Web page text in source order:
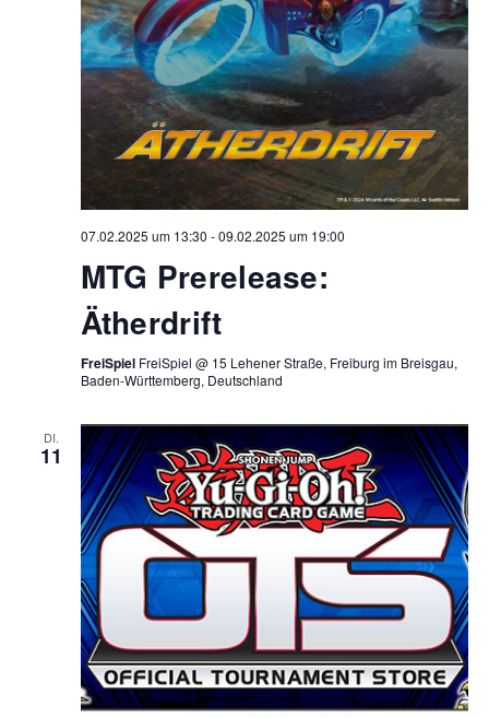
07.02.2025 um 13:30 -09.02.2025 um 19:00
MTG Prerelease:
Ätherdrift
FreiSpiel FreiSpiel @ 15 Lehener Straße, Freiburg im Breisgau,
Baden-Württemberg, Deutschland
DI.
11